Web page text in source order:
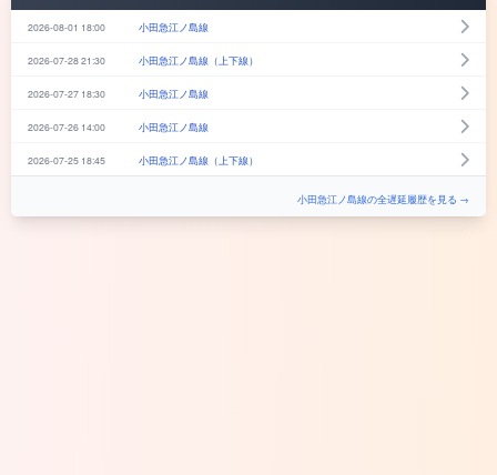
2026-08-01 18:00 小田急江ノ島線
2026-07-28 21:30 小田急江ノ島線（上下線）
2026-07-27 18:30 小田急江ノ島線
2026-07-26 14:00 小田急江ノ島線
2026-07-25 18:45 小田急江ノ島線（上下線）
小田急江ノ島線の全遅延履歴を見る →